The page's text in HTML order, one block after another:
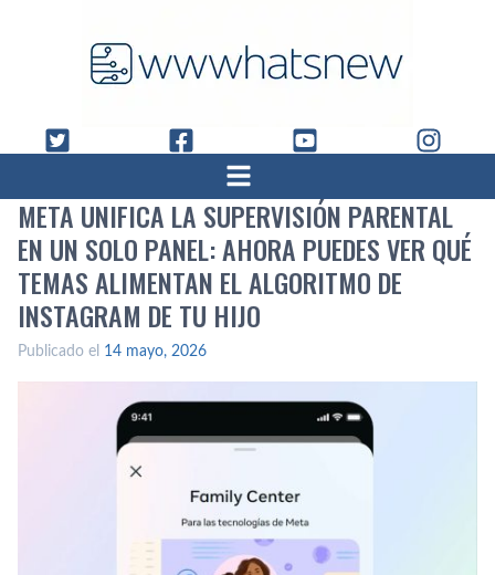
META UNIFICA LA SUPERVISIÓN PARENTAL
EN UN SOLO PANEL: AHORA PUEDES VER QUÉ
TEMAS ALIMENTAN EL ALGORITMO DE
INSTAGRAM DE TU HIJO
Publicado el 14 mayo, 2026